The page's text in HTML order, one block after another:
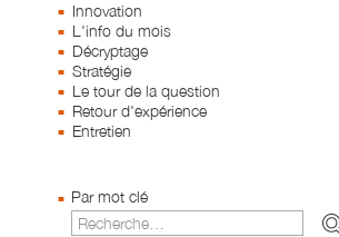
Innovation
L'info du mois
Décryptage
Stratégie
Le tour de la question
Retour d'expérience
Entretien
Par mot clé